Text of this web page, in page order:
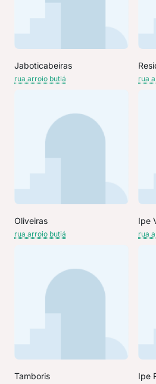
Jaboticabeiras
rua arroio butiá rua
Oliveiras
rua arroio butiá
Ipe
rua
Tamboris Ipe